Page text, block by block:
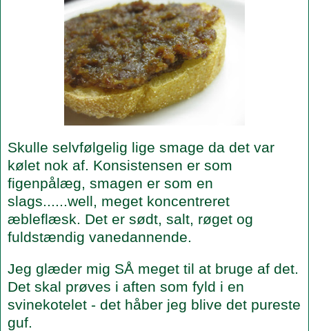
Skulle selvfølgelig lige smage da det var
kølet nok af. Konsistensen er som
figenpålæg, smagen er som en
slags......well, meget koncentreret
æbleflæsk. Det er sødt, salt, røget og
fuldstændig vanedannende.
Jeg glæder mig SÅ meget til at bruge af det.
Det skal prøves i aften som fyld i en
svinekotelet - det håber jeg blive det pureste
guf.